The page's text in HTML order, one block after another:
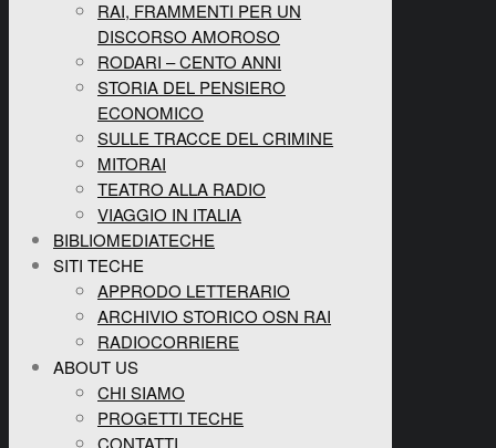
RAI, FRAMMENTI PER UN
DISCORSO AMOROSO
RODARI – CENTO ANNI
STORIA DEL PENSIERO
ECONOMICO
SULLE TRACCE DEL CRIMINE
MITORAI
TEATRO ALLA RADIO
VIAGGIO IN ITALIA
BIBLIOMEDIATECHE
SITI TECHE
APPRODO LETTERARIO
ARCHIVIO STORICO OSN RAI
RADIOCORRIERE
ABOUT US
CHI SIAMO
PROGETTI TECHE
CONTATTI